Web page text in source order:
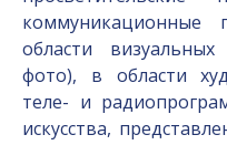
коммуникационные
области
фото), в области
теле- и
искусства,